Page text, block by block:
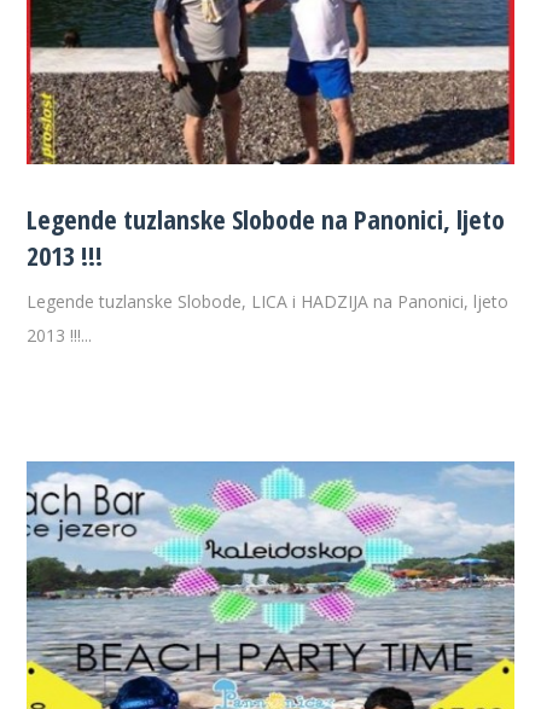
Legende tuzlanske Slobode na Panonici, ljeto
2013 !!!
Legende tuzlanske Slobode, LICA i HADZIJA na Panonici, ljeto
2013 !!!...